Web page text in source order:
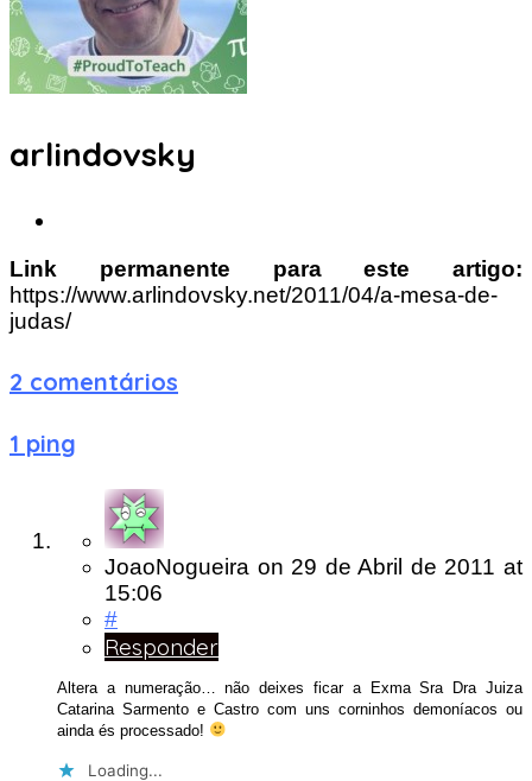
arlindovsky
Link permanente para este artigo:
https://www.arlindovsky.net/2011/04/a-mesa-de-
judas/
2 comentários
1 ping
JoaoNogueira on 29 de Abril de 2011at
15:06
#
Responder
Altera a numeração… não deixes ficar a Exma Sra Dra Juiza
Catarina Sarmento e Castro com uns corninhos demoníacos ou
ainda és processado!
Loading...